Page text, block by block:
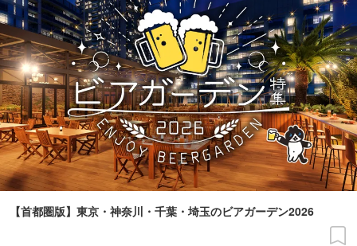
【首都圏版】東京・神奈川・千葉・埼玉のビアガーデン2026